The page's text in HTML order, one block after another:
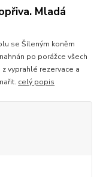
Mladá
se Šíleným koněm
po porážce všech
vyprahlé rezervace a
celý popis